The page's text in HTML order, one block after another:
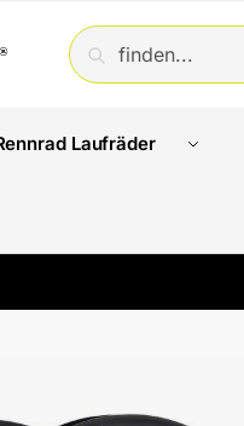
SUCHE
Laufräder